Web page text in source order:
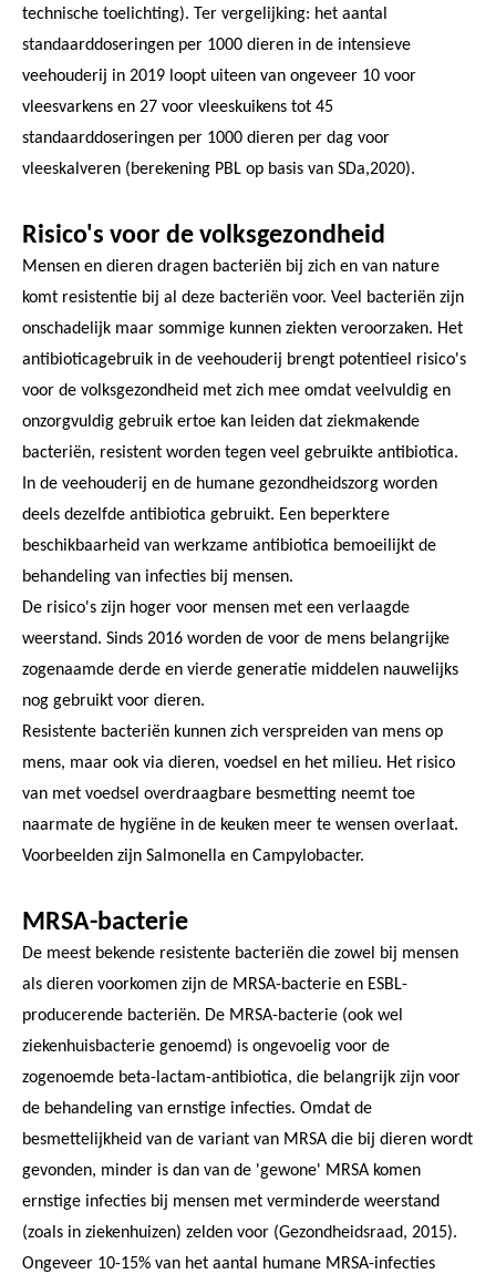
technische toelichting). Ter vergelijking: het aantal
standaarddoseringen per 1000 dieren in de intensieve
veehouderij in 2019 loopt uiteen van ongeveer 10 voor
vleesvarkens en 27 voor vleeskuikens tot 45
standaarddoseringen per 1000 dieren per dag voor
vleeskalveren (berekening PBL op basis van SDa,2020).
Risico's voor de volksgezondheid
Mensen en dieren dragen bacteriën bij zich en van nature
komt resistentie bij al deze bacteriën voor. Veel bacteriën zijn
onschadelijk maar sommige kunnen ziekten veroorzaken. Het
antibioticagebruik in de veehouderij brengt potentieel risico's
voor de volksgezondheid met zich mee omdat veelvuldig en
onzorgvuldig gebruik ertoe kan leiden dat ziekmakende
bacteriën, resistent worden tegen veel gebruikte antibiotica.
In de veehouderij en de humane gezondheidszorg worden
deels dezelfde antibiotica gebruikt. Een beperktere
beschikbaarheid van werkzame antibiotica bemoeilijkt de
behandeling van infecties bij mensen.
De risico's zijn hoger voor mensen met een verlaagde
weerstand. Sinds 2016 worden de voor de mens belangrijke
zogenaamde derde en vierde generatie middelen nauwelijks
nog gebruikt voor dieren.
Resistente bacteriën kunnen zich verspreiden van mens op
mens, maar ook via dieren, voedsel en het milieu. Het risico
van met voedsel overdraagbare besmetting neemt toe
naarmate de hygiëne in de keuken meer te wensen overlaat.
Voorbeelden zijn Salmonella en Campylobacter.
MRSA-bacterie
De meest bekende resistente bacteriën die zowel bij mensen
als dieren voorkomen zijn de MRSA-bacterie en ESBL-
producerende bacteriën. De MRSA-bacterie (ook wel
ziekenhuisbacterie genoemd) is ongevoelig voor de
zogenoemde beta-lactam-antibiotica, die belangrijk zijn voor
de behandeling van ernstige infecties. Omdat de
besmettelijkheid van de variant van MRSA die bij dieren wordt
gevonden, minder is dan van de 'gewone' MRSA komen
ernstige infecties bij mensen met verminderde weerstand
(zoals in ziekenhuizen) zelden voor (Gezondheidsraad, 2015).
Ongeveer 10-15% van het aantal humane MRSA-infecties